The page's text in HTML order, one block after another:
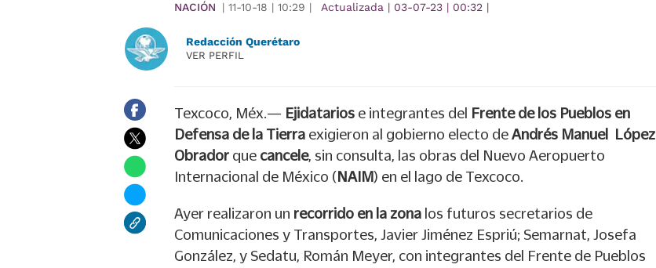
NACIÓN | 11-10-18 | 10:29 | Actualizada | 03-07-23 | 00:32 |
Redacción Querétaro
VER PERFIL
Texcoco, Méx.— Ejidatarios e integrantes del Frente de los Pueblos en
Defensa de la Tierra exigieron al gobierno electo de Andrés Manuel López
Obrador que cancele, sin consulta, las obras del Nuevo Aeropuerto
Internacional de México (NAIM) en el lago de Texcoco.
Ayer realizaron un recorrido en la zona los futuros secretarios de
Comunicaciones y Transportes, Javier Jiménez Espriú; Semarnat, Josefa
González, y Sedatu, Román Meyer, con integrantes del Frente de Pueblos